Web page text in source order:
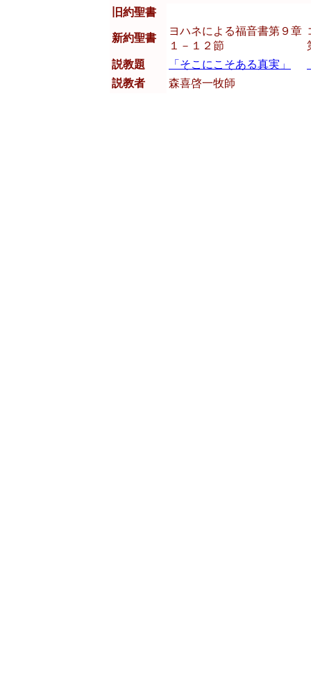
旧約聖書
新約聖書
ヨハネによる福音書第９章
１－１２節
説教題
「そこにこそある真実」
説教者
森喜啓一牧師